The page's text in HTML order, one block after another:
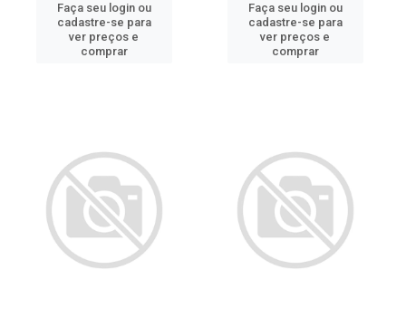
Faça seu login ou
cadastre-se para
ver preços e
comprar
Faça seu login ou
cadastre-se para
ver preços e
comprar